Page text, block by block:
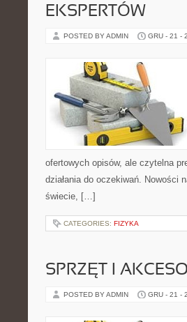
EKSPERTÓW
POSTED BY ADMIN GRU - 21 -
ofertowych opisów, ale czytelna
działania do oczekiwań. Nowości
świecie, […]
CATEGORIES: FIZYKA
SPRZĘT I
POSTED BY ADMIN GRU - 21 -